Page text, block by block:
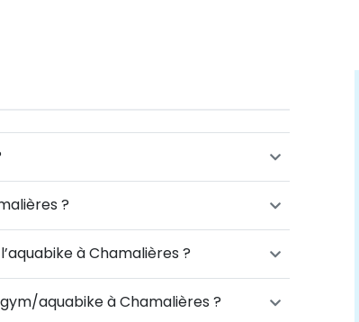
?
à Chamalières ?
aquabike à Chamalières ?